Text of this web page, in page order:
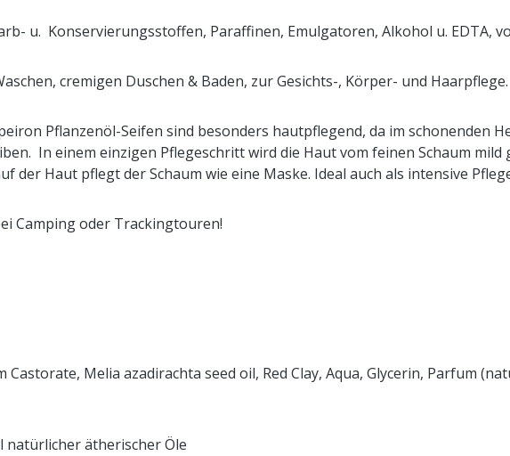
u. Konservierungsstoffen, Paraffinen, Emulgatoren, Alkohol u. EDTA,
cremigen Duschen & Baden, zur Gesichts-, Körper- und Haarpflege.
Pflanzenöl-Seifen sind besonders hautpflegend, da im schonenden
In einem einzigen Pflegeschritt wird die Haut vom feinen Schaum
der Haut pflegt der Schaum wie eine Maske. Ideal auch als intensive
Camping oder Trackingtouren!
Castorate, Melia azadirachta seed oil, Red Clay, Aqua, Glycerin, Parfum
ätherischer Öle